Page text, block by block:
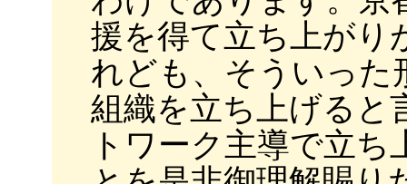
援を得て立ち上がり
れども、そういった
組織を立ち上げると
トワーク主導で立